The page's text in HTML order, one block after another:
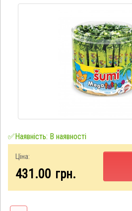
✅Наявність: В наявності
Ціна:
431.00 грн.